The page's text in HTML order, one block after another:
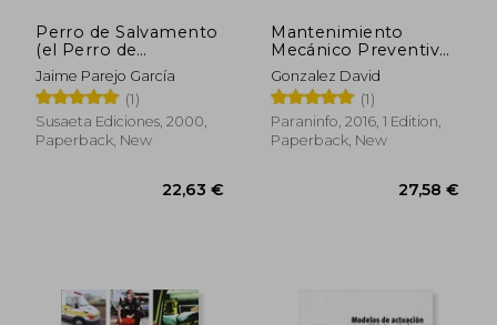
Perro de Salvamento
(el Perro de
Salvamento) (in
Spanish)
Jaime Parejo García
(1)
Susaeta Ediciones, 2000,
Paperback, New
Mantenimiento
Mecánico Preventivo
Del Vehículo (in
Spanish)
Gonzalez David
(1)
Paraninfo, 2016, 1 Edition,
Paperback, New